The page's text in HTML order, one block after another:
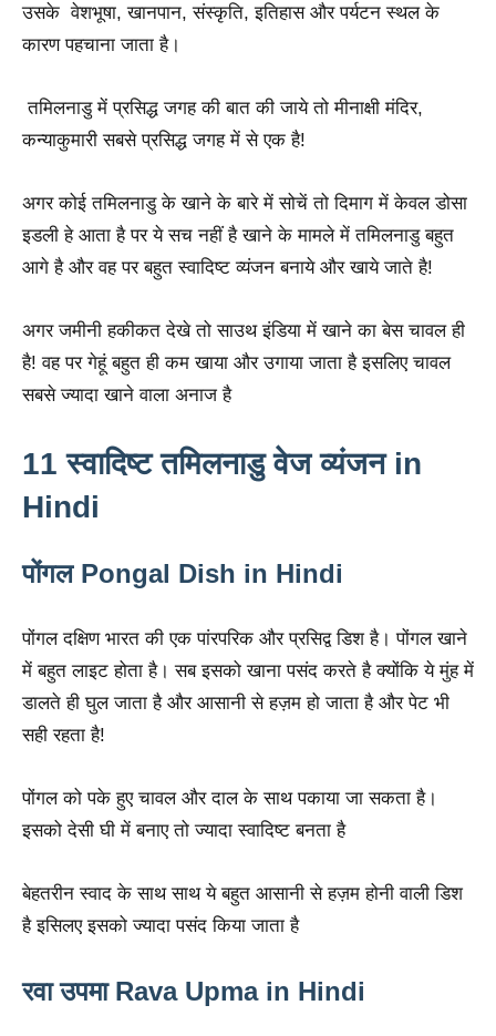
उसके वेशभूषा, खानपान, संस्कृति, इतिहास और पर्यटन स्थल के
कारण पहचाना जाता है।
तमिलनाडु में प्रसिद्ध जगह की बात की जाये तो मीनाक्षी मंदिर,
कन्याकुमारी सबसे प्रसिद्ध जगह में से एक है!
अगर कोई तमिलनाडु के खाने के बारे में सोचें तो दिमाग में केवल डोसा
इडली हे आता है पर ये सच नहीं है खाने के मामले में तमिलनाडु बहुत
आगे है और वह पर बहुत स्वादिष्ट व्यंजन बनाये और खाये जाते है!
अगर जमीनी हकीकत देखे तो साउथ इंडिया में खाने का बेस चावल ही
है! वह पर गेहूं बहुत ही कम खाया और उगाया जाता है इसलिए चावल
सबसे ज्यादा खाने वाला अनाज है
11 स्वादिष्ट तमिलनाडु वेज व्यंजन in
Hindi
पोंगल Pongal Dish in Hindi
पोंगल दक्षिण भारत की एक पांरपरिक और प्रसिद्व डिश है। पोंगल खाने
में बहुत लाइट होता है। सब इसको खाना पसंद करते है क्‍योंकि ये मुंह में
डालते ही घुल जाता है और आसानी से हज़म हो जाता है और पेट भी
सही रहता है!
पोंगल को पके हुए चावल और दाल के साथ पकाया जा सकता है।
इसको देसी घी में बनाए तो ज्यादा स्वादिष्ट बनता है
बेहतरीन स्वाद के साथ साथ ये बहुत आसानी से हज़म होनी वाली डिश
है इसिलए इसको ज्यादा पसंद किया जाता है
रवा उपमा Rava Upma in Hindi